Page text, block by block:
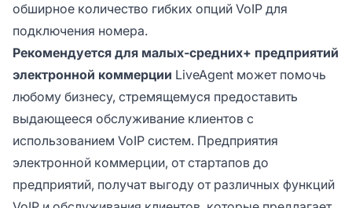
обширное количество гибких опций VoIP для
подключения номера.
Рекомендуется для малых-средних+ предприятий
электронной коммерции LiveAgent может помочь
любому бизнесу, стремящемуся предоставить
выдающееся обслуживание клиентов с
использованием VoIP систем. Предприятия
электронной коммерции, от стартапов до
предприятий, получат выгоду от различных функций